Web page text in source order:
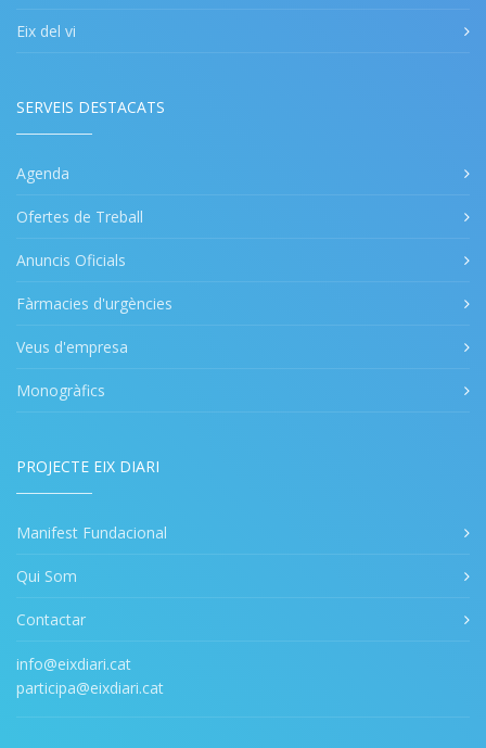
Eix del vi
SERVEIS DESTACATS
Agenda
Ofertes de Treball
Anuncis Oficials
Fàrmacies d'urgències
Veus d'empresa
Monogràfics
PROJECTE EIX DIARI
Manifest Fundacional
Qui Som
Contactar
info@eixdiari.cat
participa@eixdiari.cat